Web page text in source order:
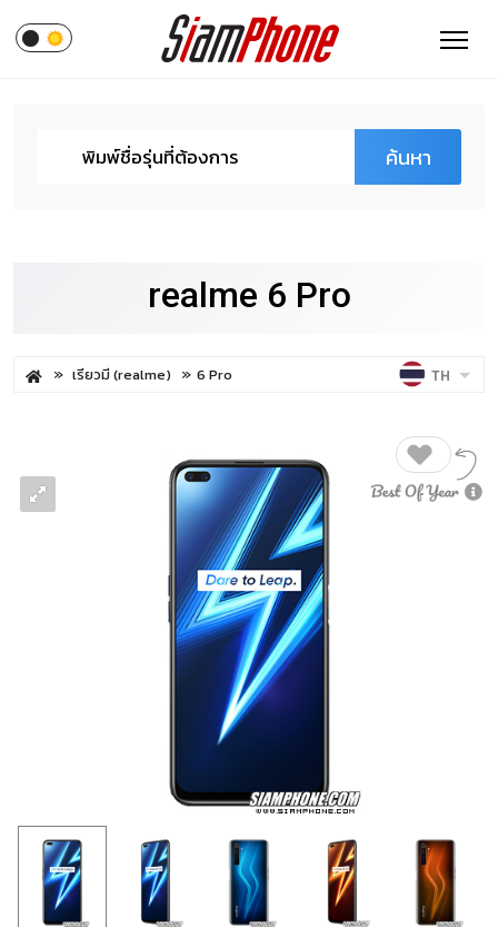
ค้นหา
realme 6 Pro
เรียวมี (realme) 6 Pro TH